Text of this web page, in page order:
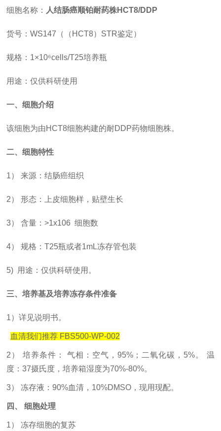
细胞名称： 人结肠癌顺铂耐药株HCT8/DDP
货号：WS147（（HCT8）STR鉴定）
规格： 1×10⁶cells/T25培养瓶
用途：仅供科研使用
一、细胞介绍
该细胞为由HCT8细胞构建的耐DDP药物细胞株。
二、细胞特性
1） 来源：结肠癌组织
2） 形态：上皮细胞样，贴壁生长
3） 含量：>1x106 细胞数
4） 规格：T25瓶或者1mL冻存管包装
5) 用途：仅供科研使用。
三、培养基及培养冻存条件准备
1）详见说明书。
血清我们推荐 FBS500-WP-002
2） 培养条件： 气相：空气，95%；二氧化碳，5%。 温
度：37摄氏度，培养箱湿度为70%-80%。
3） 冻存液：90%血清，10%DMSO，现用现配。
四、 细胞处理
1） 冻存细胞的复苏